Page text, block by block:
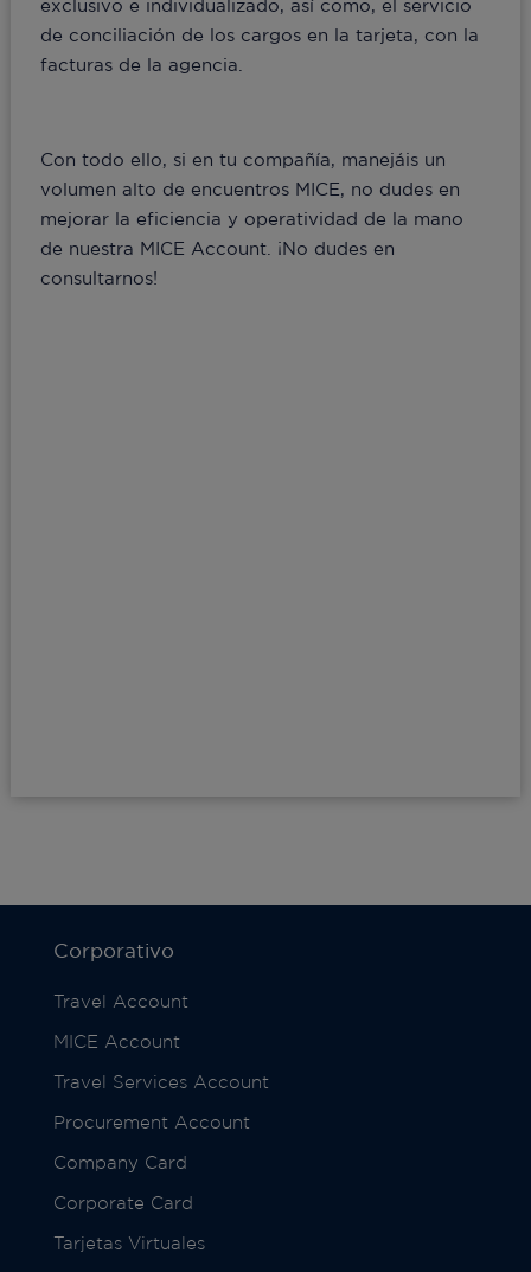
exclusivo e individualizado, así como, el servicio
de conciliación de los cargos en la tarjeta, con la
facturas de la agencia.
Con todo ello, si en tu compañía, manejáis un
volumen alto de encuentros MICE, no dudes en
mejorar la eficiencia y operatividad de la mano
de nuestra MICE Account. ¡No dudes en
consultarnos!
Corporativo
Travel Account
MICE Account
Travel Services Account
Procurement Account
Company Card
Corporate Card
Tarjetas Virtuales